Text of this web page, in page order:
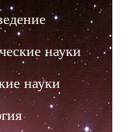
науки
науки